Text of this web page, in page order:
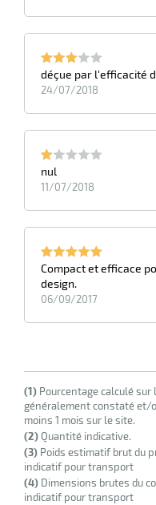
déçue par l'efficacité
24/07/2018
nul
11/07/2018
Compact et efficace
design.
06/09/2017
(1) Pourcentage calculé
généralement constaté et/
moins 1 mois sur le site.
(2)Quantité indicative.
(3) Poids estimatif brut du
indicatif pour transport
(4) Dimensions brutes du
indicatif pour transport